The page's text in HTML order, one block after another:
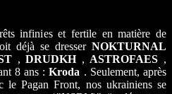
infinies et fertile en matière de
déjà se dresser NOKTURNAL
,DRUDKH, ASTROFAES ,
8 ans :Kroda . Seulement, après
le Pagan Front, nos ukrainiens se